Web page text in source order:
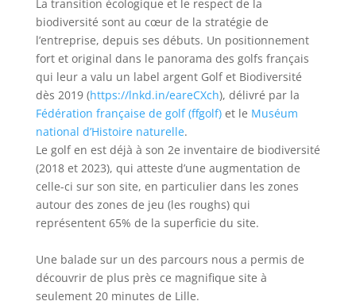
La transition écologique et le respect de la
biodiversité sont au cœur de la stratégie de
l’entreprise, depuis ses débuts. Un positionnement
fort et original dans le panorama des golfs français
qui leur a valu un label argent Golf et Biodiversité
dès 2019 (https://lnkd.in/eareCXch), délivré par la
Fédération française de golf (ffgolf)et le Muséum
national d’Histoire naturelle.
Le golf en est déjà à son 2e inventaire de biodiversité
(2018 et 2023), qui atteste d’une augmentation de
celle-ci sur son site, en particulier dans les zones
autour des zones de jeu (les roughs) qui
représentent 65% de la superficie du site.
Une balade sur un des parcours nous a permis de
découvrir de plus près ce magnifique site à
seulement 20 minutes de Lille.